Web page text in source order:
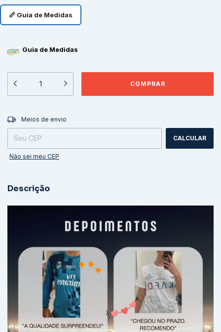
📏 Guia de Medidas
Guia de Medidas
Entregas para o CEP:
Meios de envio
CALCULAR
Não sei meu CEP
Descrição